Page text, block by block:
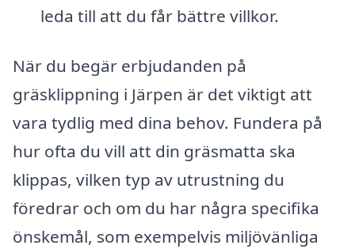
leda till att du får bättre villkor.
När du begär erbjudanden på
gräsklippning i Järpen är det viktigt att
vara tydlig med dina behov. Fundera på
hur ofta du vill att din gräsmatta ska
klippas, vilken typ av utrustning du
föredrar och om du har några specifika
önskemål, som exempelvis miljövänliga